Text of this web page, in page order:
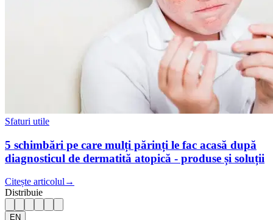
Sfaturi utile
5 schimbări pe care mulți părinți le fac acasă după
diagnosticul de dermatită atopică - produse și soluții
Citește articolul →
Distribuie
EN